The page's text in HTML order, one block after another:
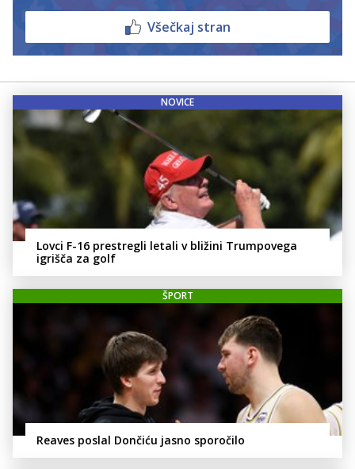
Všečkaj stran
NOVICE
Lovci F-16 prestregli letali v bližini Trumpovega
igrišča za golf
ŠPORT
Reaves poslal Dončiću jasno sporočilo